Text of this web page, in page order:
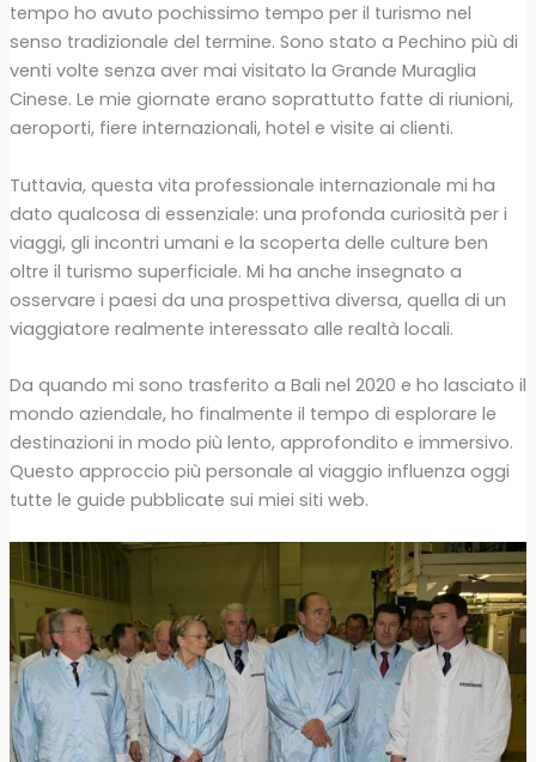
tempo ho avuto pochissimo tempo per il turismo nel
senso tradizionale del termine. Sono stato a Pechino più di
venti volte senza aver mai visitato la Grande Muraglia
Cinese. Le mie giornate erano soprattutto fatte di riunioni,
aeroporti, fiere internazionali, hotel e visite ai clienti.
Tuttavia, questa vita professionale internazionale mi ha
dato qualcosa di essenziale: una profonda curiosità per i
viaggi, gli incontri umani e la scoperta delle culture ben
oltre il turismo superficiale. Mi ha anche insegnato a
osservare i paesi da una prospettiva diversa, quella di un
viaggiatore realmente interessato alle realtà locali.
Da quando mi sono trasferito a Bali nel 2020 e ho lasciato il
mondo aziendale, ho finalmente il tempo di esplorare le
destinazioni in modo più lento, approfondito e immersivo.
Questo approccio più personale al viaggio influenza oggi
tutte le guide pubblicate sui miei siti web.